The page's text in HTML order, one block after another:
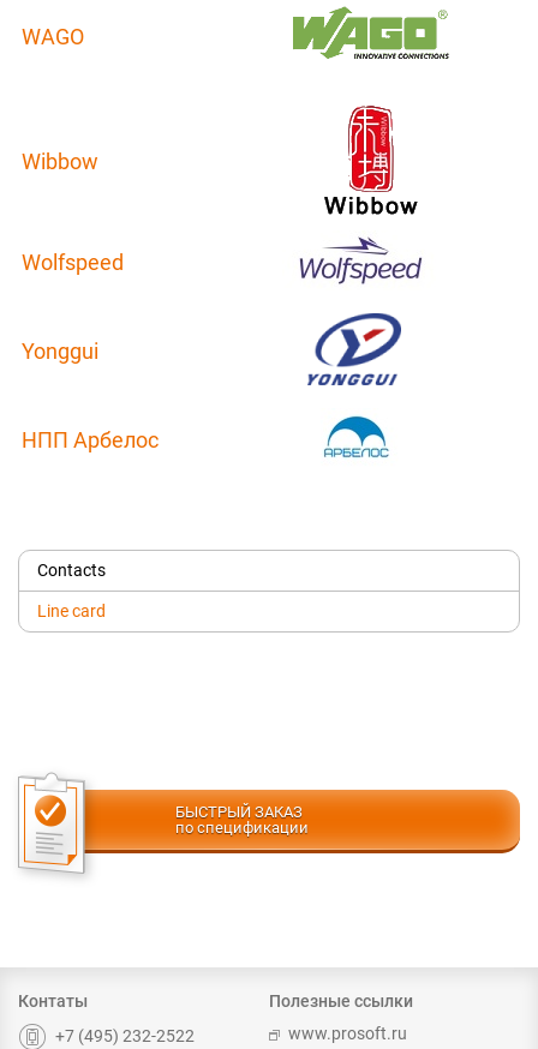
Contacts
Line card
БЫСТРЫЙ ЗАКАЗ
по спецификации
WAGO
Wibbow
Wolfspeed
Yonggui
НПП Арбелос
Контаты
+7 (495) 232-2522
Полезные ссылки
www.prosoft.ru